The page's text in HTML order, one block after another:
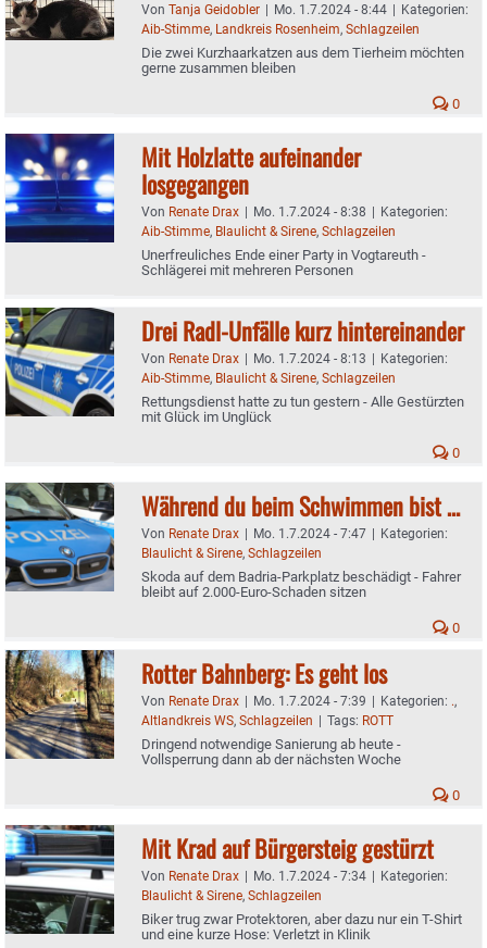
Von Tanja Geidobler | Mo. 1.7.2024 - 8:44 | Kategorien:
Aib-Stimme, Landkreis Rosenheim, Schlagzeilen
Die zwei Kurzhaarkatzen aus dem Tierheim möchten
gerne zusammen bleiben
0
Mit Holzlatte aufeinander
losgegangen
Von Renate Drax | Mo. 1.7.2024 - 8:38 | Kategorien:
Aib-Stimme, Blaulicht & Sirene, Schlagzeilen
Unerfreuliches Ende einer Party in Vogtareuth -
Schlägerei mit mehreren Personen
Drei Radl-Unfälle kurz hintereinander
Von Renate Drax | Mo. 1.7.2024 - 8:13 | Kategorien:
Aib-Stimme, Blaulicht & Sirene, Schlagzeilen
Rettungsdienst hatte zu tun gestern - Alle Gestürzten
mit Glück im Unglück
0
Während du beim Schwimmen bist …
Von Renate Drax | Mo. 1.7.2024 - 7:47 | Kategorien:
Blaulicht & Sirene, Schlagzeilen
Skoda auf dem Badria-Parkplatz beschädigt - Fahrer
bleibt auf 2.000-Euro-Schaden sitzen
0
Rotter Bahnberg: Es geht los
Von Renate Drax | Mo. 1.7.2024 - 7:39 | Kategorien: .,
Altlandkreis WS, Schlagzeilen | Tags: ROTT
Dringend notwendige Sanierung ab heute -
Vollsperrung dann ab der nächsten Woche
0
Mit Krad auf Bürgersteig gestürzt
Von Renate Drax | Mo. 1.7.2024 - 7:34 | Kategorien:
Blaulicht & Sirene, Schlagzeilen
Biker trug zwar Protektoren, aber dazu nur ein T-Shirt
und eine kurze Hose: Verletzt in Klinik